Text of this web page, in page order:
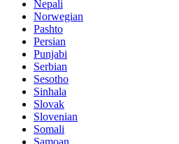
Nepali
Norwegian
Pashto
Persian
Punjabi
Serbian
Sesotho
Sinhala
Slovak
Slovenian
Somali
Samoan